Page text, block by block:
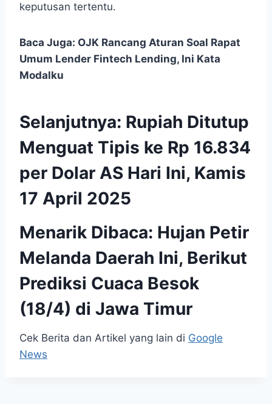
keputusan tertentu.
Baca Juga: OJK Rancang Aturan Soal Rapat
Umum Lender Fintech Lending, Ini Kata
Modalku
Selanjutnya: Rupiah Ditutup
Menguat Tipis ke Rp 16.834
per Dolar AS Hari Ini, Kamis
17 April 2025
Menarik Dibaca: Hujan Petir
Melanda Daerah Ini, Berikut
Prediksi Cuaca Besok
(18/4) di Jawa Timur
Cek Berita dan Artikel yang lain di Google
News